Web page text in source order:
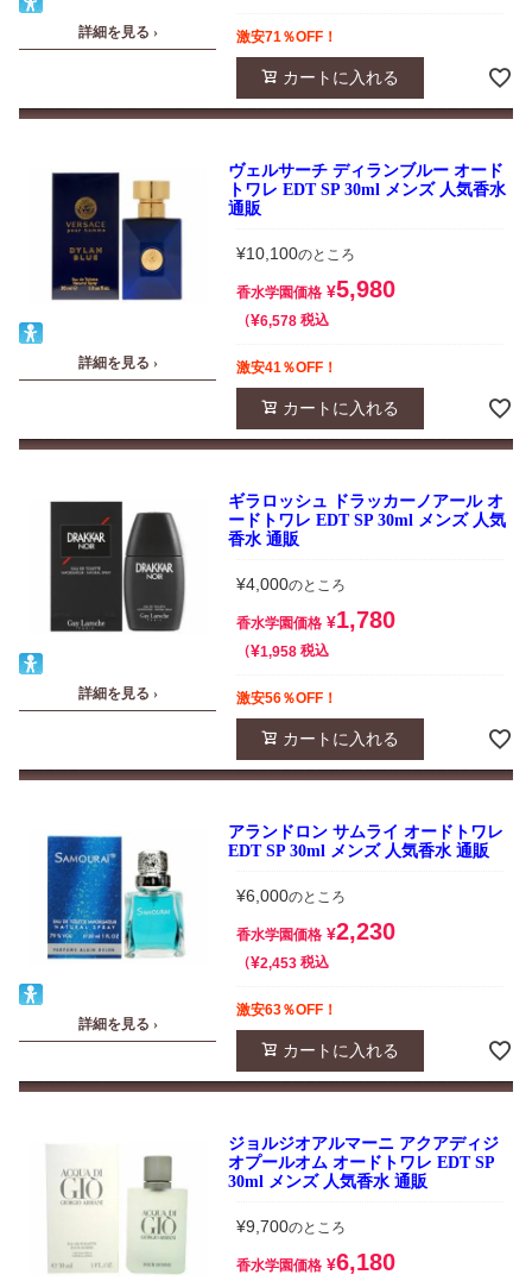
詳細を見る › 激安71％OFF！
カートに入れる
詳細を見る ›
ヴェルサーチ ディランブルー オード
トワレ EDT SP 30ml メンズ 人気香水
通販
¥10,100のところ
香水学園価格 ¥5,980
¥6,578 税込
激安41％OFF！
カートに入れる
詳細を見る ›
ギラロッシュ ドラッカーノアール オ
ードトワレ EDT SP 30ml メンズ 人気
香水 通販
¥4,000のところ
香水学園価格 ¥1,780
¥1,958 税込
激安56％OFF！
カートに入れる
詳細を見る ›
アランドロン サムライ オードトワレ
EDT SP 30ml メンズ 人気香水 通販
¥6,000のところ
香水学園価格 ¥2,230
¥2,453 税込
激安63％OFF！
カートに入れる
ジョルジオアルマーニ アクアディジ
オプールオム オードトワレ EDT SP
30ml メンズ 人気香水 通販
¥9,700のところ
香水学園価格 ¥6,180